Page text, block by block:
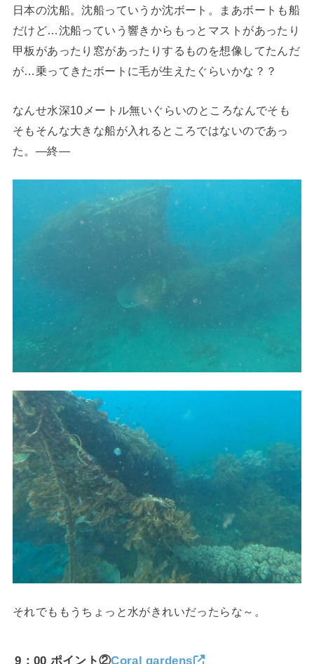
日本の沈船。沈船っていうか沈ボート。まあボートも船
だけど…沈船っていう響きからもっとマストがあったり
甲板があったり窓があったりするものを想像してたんだ
が…乗ってきたボートに毛が生えたぐらいかな？？
なんせ水深10メートル無いぐらいのところなんでそも
そもそんな大きな船が入れるところではないのであっ
た。―終―
それでももうちょっと水がきれいだったらな～。
9：00 ポイント②Coral gardens